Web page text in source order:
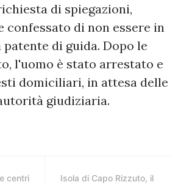
di spiegazioni,
confessato di non essere in
patente di guida. Dopo le
l'uomo è stato arrestato e
domiciliari, in attesa delle
giudiziaria.
centri
Isola di Capo Rizzuto, il